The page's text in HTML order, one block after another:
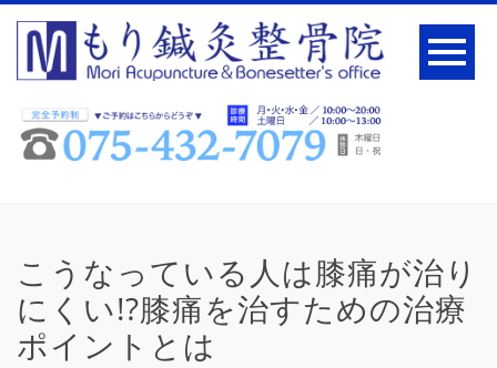
こうなっている人は膝痛が治り
にくい!?膝痛を治すための治療
ポイントとは